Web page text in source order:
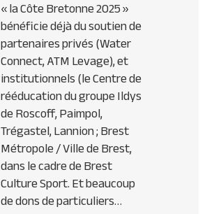
« la Côte Bretonne 2025 »
bénéficie déjà du soutien de
partenaires privés (Water
Connect, ATM Levage), et
institutionnels (le Centre de
rééducation du groupe Ildys
de Roscoff, Paimpol,
Trégastel, Lannion ; Brest
Métropole / Ville de Brest,
dans le cadre de Brest
Culture Sport. Et beaucoup
de dons de particuliers…